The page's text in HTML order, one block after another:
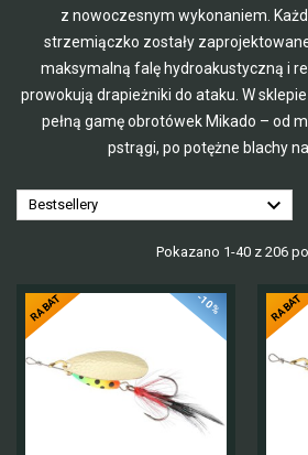
z nowoczesnym wykonaniem.
strzemiączko zostały
maksymalną falę hydroakustyczną i
prowokują drapieżniki do ataku. W sklepie
pełną gamę obrotówek Mikado – od
pstrągi, po potężne blachy
Bestsellery 
Pokazano 1-40 z 206
-10%
RABAT RABAT